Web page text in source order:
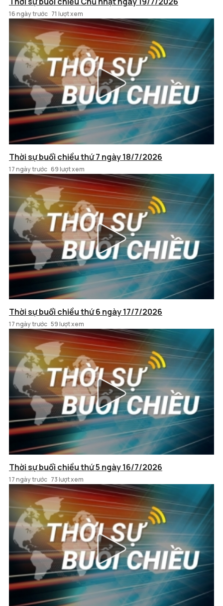
16 ngày trước 71 lượt xem
Thời sự buổi chiều thứ 7 ngày 18/7/2026
17 ngày trước 69 lượt xem
Thời sự buổi chiều thứ 6 ngày 17/7/2026
17 ngày trước 59 lượt xem
Thời sự buổi chiều thứ 5 ngày 16/7/2026
17 ngày trước 73 lượt xem